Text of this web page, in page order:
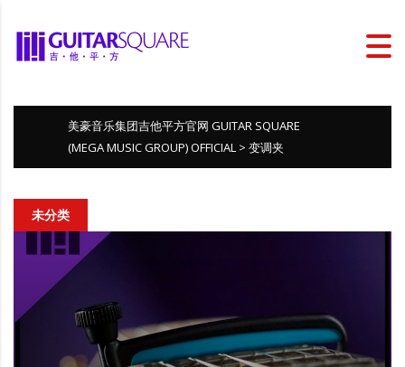
美豪音乐集团吉他平方官网 GUITAR SQUARE
(MEGA MUSIC GROUP) OFFICIAL > 变调夹
未分类